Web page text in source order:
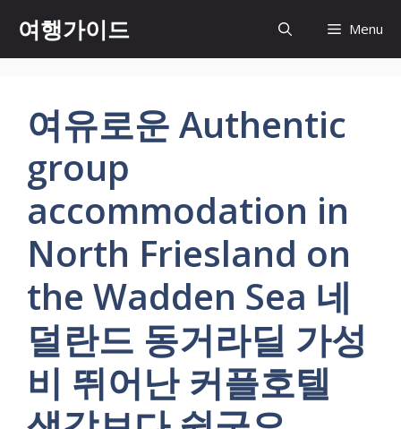
츠
여행가이드 Menu
여유로운 Authentic
group
accommodation in
North Friesland on
the Wadden Sea 네
덜란드 동거라딜 가성
비 뛰어난 커플호텔